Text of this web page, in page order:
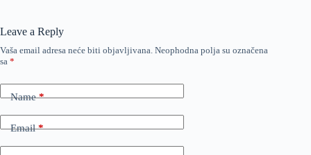
Leave a Reply
Vaša email adresa neće biti objavljivana. Neophodna polja su označena
sa *
Name*
Email*